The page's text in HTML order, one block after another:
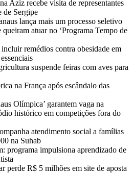
Aziz recebe visita de representantes
de Sergipe
lança mais um processo seletivo
atuar no ‘Programa Tempo de
remédios contra obesidade em
suspende feiras com aves para
na França após escândalo das
Olímpica’ garantem vaga na
histórico em competições fora do
atendimento social a famílias
na Suhab
programa impulsiona aprendizado de
perde R$ 5 milhões em site de aposta